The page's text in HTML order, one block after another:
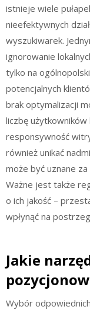
istnieje wiele
nieefektywnych
wyszukiwarek.
ignorowanie
tylko na
potencjalnych
brak optymalizacji
liczbę
responsywność
również unikać
może być uznane
Ważne jest także
o ich jakość –
wpłynąć na
Jakie
Wybór